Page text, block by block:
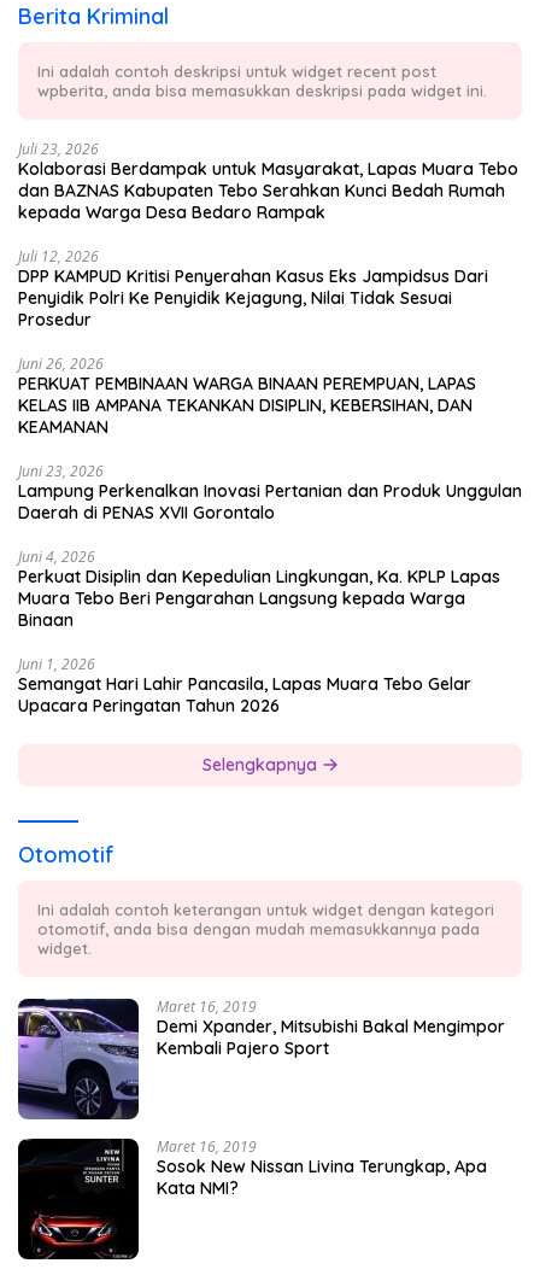
Berita Kriminal
Ini adalah contoh deskripsi untuk widget recent post
wpberita, anda bisa memasukkan deskripsi pada widget ini.
Juli 23, 2026
Kolaborasi Berdampak untuk Masyarakat, Lapas Muara Tebo
dan BAZNAS Kabupaten Tebo Serahkan Kunci Bedah Rumah
kepada Warga Desa Bedaro Rampak
Juli 12, 2026
DPP KAMPUD Kritisi Penyerahan Kasus Eks Jampidsus Dari
Penyidik Polri Ke Penyidik Kejagung, Nilai Tidak Sesuai
Prosedur
Juni 26, 2026
PERKUAT PEMBINAAN WARGA BINAAN PEREMPUAN, LAPAS
KELAS IIB AMPANA TEKANKAN DISIPLIN, KEBERSIHAN, DAN
KEAMANAN
Juni 23, 2026
Lampung Perkenalkan Inovasi Pertanian dan Produk Unggulan
Daerah di PENAS XVII Gorontalo
Juni 4, 2026
Perkuat Disiplin dan Kepedulian Lingkungan, Ka. KPLP Lapas
Muara Tebo Beri Pengarahan Langsung kepada Warga
Binaan
Juni 1, 2026
Semangat Hari Lahir Pancasila, Lapas Muara Tebo Gelar
Upacara Peringatan Tahun 2026
Selengkapnya
Otomotif
Ini adalah contoh keterangan untuk widget dengan kategori
otomotif, anda bisa dengan mudah memasukkannya pada
widget.
Maret 16, 2019
Demi Xpander, Mitsubishi Bakal Mengimpor
Kembali Pajero Sport
Maret 16, 2019
Sosok New Nissan Livina Terungkap, Apa
Kata NMI?